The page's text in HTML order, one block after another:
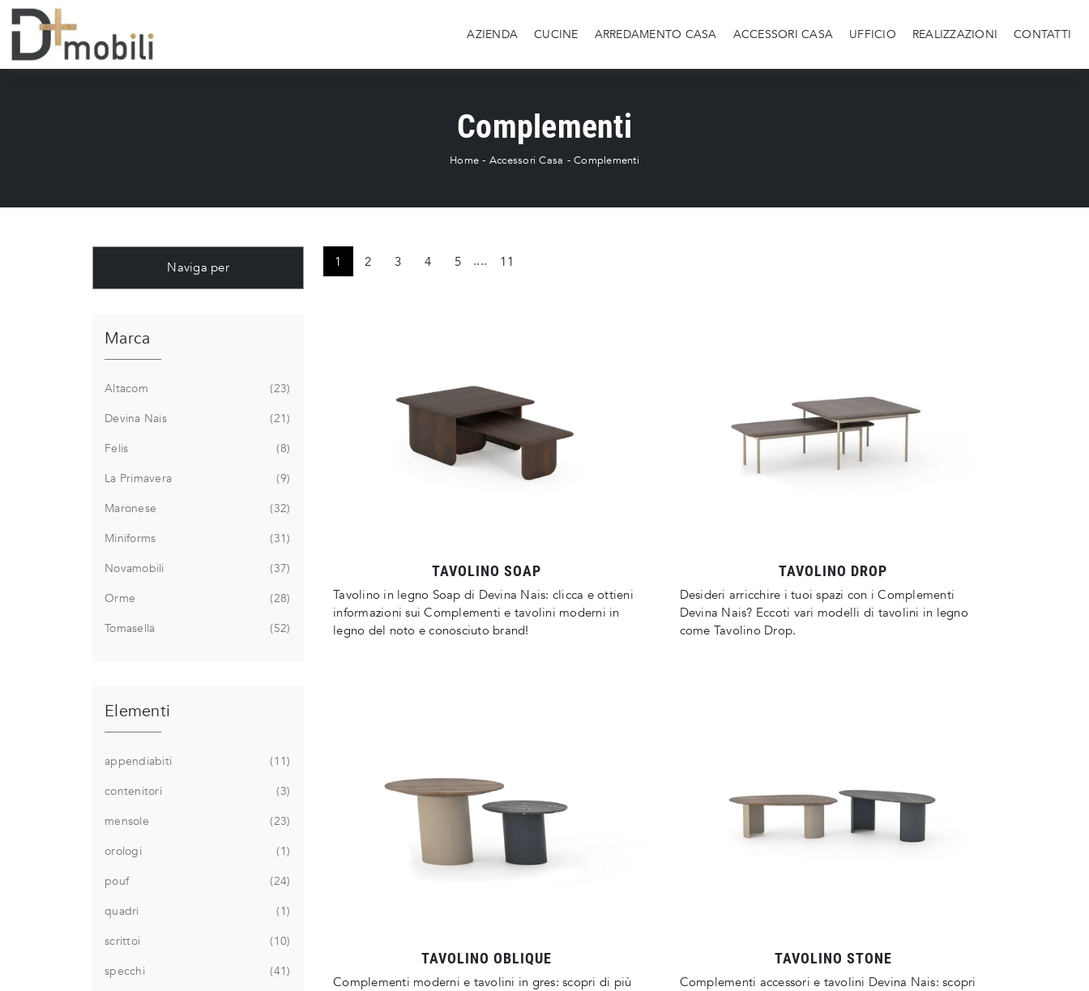
AZIENDA CUCINE ARREDAMENTO CASA ACCESSORI CASA UFFICIO REALIZZAZIONI CONTATTI
Complementi
Home - Accessori Casa -Complementi
1 2 3 4 5 .... 11
TAVOLINO SOAP
Tavolino in legno Soap di Devina Nais: clicca e ottieni
informazioni sui Complementi e tavolini moderni in
legno del noto e conosciuto brand!
TAVOLINO DROP
Desideri arricchire i tuoi spazi con i Complementi
Devina Nais? Eccoti vari modelli di tavolini in legno
come Tavolino Drop.
TAVOLINO OBLIQUE
Complementi moderni e tavolini in gres: scopri di più
TAVOLINO STONE
Complementi accessori e tavolini Devina Nais: scopri
Naviga per
Marca
Altacom
23
Devina Nais
21
Felis
8
La Primavera
9
Maronese
32
Miniforms
31
Novamobili
37
Orme
28
Tomasella
52
Elementi
appendiabiti
11
contenitori
3
mensole
23
orologi
1
pouf
24
quadri
1
scrittoi
10
specchi
41